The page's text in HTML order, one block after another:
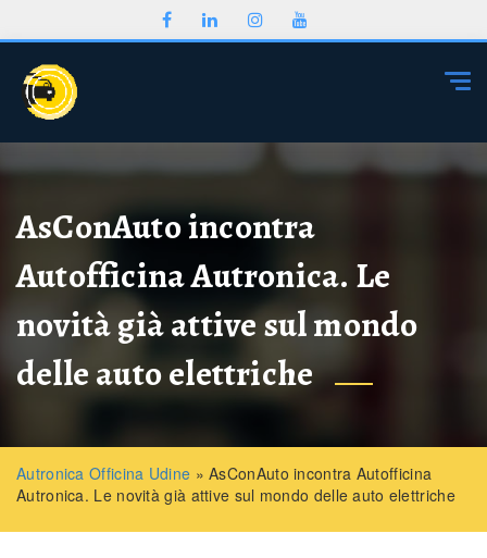
AsConAuto incontra
Autofficina Autronica. Le
novità già attive sul mondo
delle auto elettriche
Autronica Officina Udine »AsConAuto incontra Autofficina
Autronica. Le novità già attive sul mondo delle auto elettriche